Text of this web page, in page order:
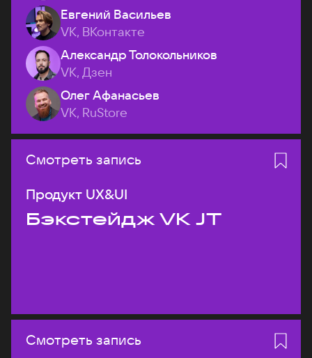
Евгений Васильев
VK, ВКонтакте
Александр Толокольников
VK, Дзен
Олег Афанасьев
VK, RuStore
Смотреть запись
Продукт UX&UI
Бэкстейдж VK JT
Смотреть запись